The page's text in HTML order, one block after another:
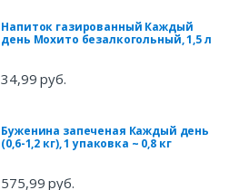
Напиток газированный Каждый
день Мохито безалкогольный, 1,5 л
34,99 руб.
Буженина запеченая Каждый день
(0,6-1,2 кг), 1 упаковка ~ 0,8 кг
575,99 руб.